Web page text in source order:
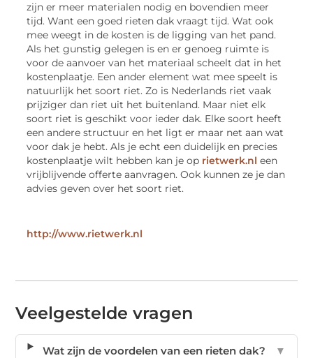
zijn er meer materialen nodig en bovendien meer
tijd. Want een goed rieten dak vraagt tijd. Wat ook
mee weegt in de kosten is de ligging van het pand.
Als het gunstig gelegen is en er genoeg ruimte is
voor de aanvoer van het materiaal scheelt dat in het
kostenplaatje. Een ander element wat mee speelt is
natuurlijk het soort riet. Zo is Nederlands riet vaak
prijziger dan riet uit het buitenland. Maar niet elk
soort riet is geschikt voor ieder dak. Elke soort heeft
een andere structuur en het ligt er maar net aan wat
voor dak je hebt. Als je echt een duidelijk en precies
kostenplaatje wilt hebben kan je op rietwerk.nl een
vrijblijvende offerte aanvragen. Ook kunnen ze je dan
advies geven over het soort riet.
http://www.rietwerk.nl
Veelgestelde vragen
Wat zijn de voordelen van een rieten dak? ▼